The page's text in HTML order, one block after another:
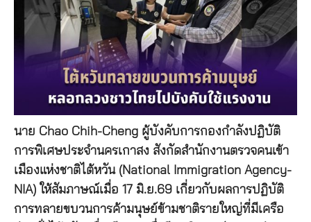
นาย Chao Chih-Cheng ผู้บังคับการกองกำลังปฏิบัติ
การพิเศษประจำนครเกาสง สังกัดสำนักงานตรวจคนเข้า
เมืองแห่งชาติไต้หวัน (National Immigration Agency-
NIA) ให้สัมภาษณ์เมื่อ 17 มิ.ย.69 เกี่ยวกับผลการปฏิบัติ
การทลายขบวนการค้ามนุษย์ข้ามชาติรายใหญ่ที่มีเครือ